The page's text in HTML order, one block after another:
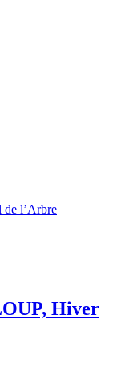
de l’Arbre
Hiver